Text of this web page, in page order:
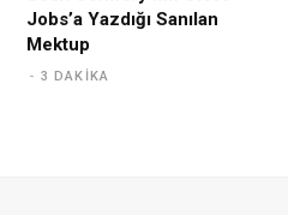
Jobs’a Yazdığı Sanılan
Mektup
3 DAKIKA